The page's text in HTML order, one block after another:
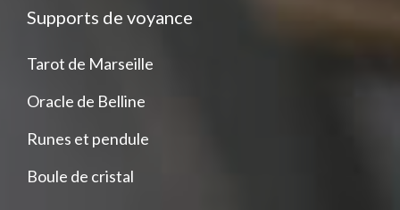
Supports de voyance
Tarot de Marseille
Oracle de Belline
Runes et pendule
Boule de cristal